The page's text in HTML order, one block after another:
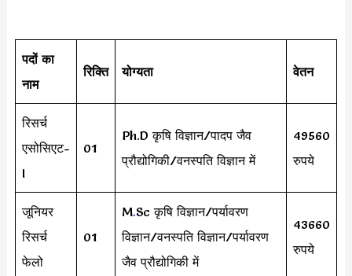
पदों का
नाम
रिक्ति योग्यता वेतन
रिसर्च
एसोसिएट-
I
01
Ph.D कृषि विज्ञान/पादप जैव
प्रौद्योगिकी/वनस्पति विज्ञान में
49560
रुपये
जूनियर
रिसर्च
फेलो
01
M.Sc कृषि विज्ञान/पर्यावरण
विज्ञान/वनस्पति विज्ञान/पर्यावरण
जैव प्रौद्योगिकी में
43660
रुपये